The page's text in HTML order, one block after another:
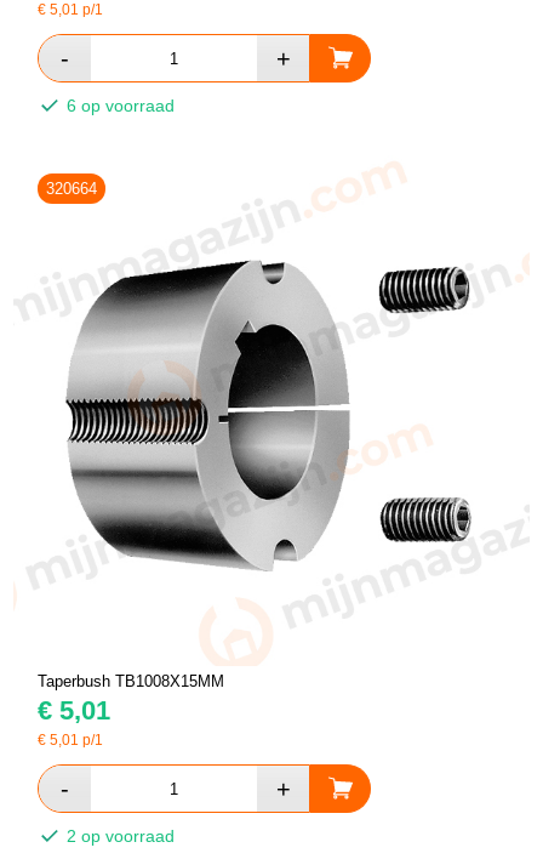
€5,01 p/1
6 op voorraad
320664
Taperbush TB1008X15MM
€ 5,01
€5,01 p/1
2 op voorraad